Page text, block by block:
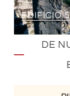
EDIFICIO
DE